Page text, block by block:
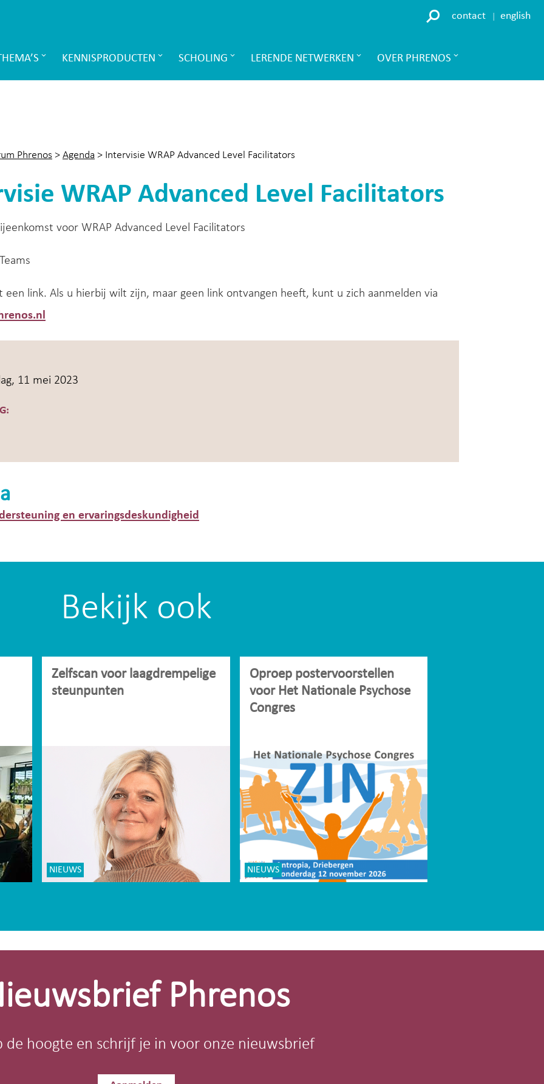
contact english
KENNISPRODUCTEN SCHOLING LERENDE NETWERKEN OVER PHRENOS
Phrenos > Agenda > Intervisie WRAP Advanced Level Facilitators
WRAP Advanced Level Facilitators
voor WRAP Advanced Level Facilitators
een link. Als u hierbij wilt zijn, maar geen link ontvangen heeft, kunt u zich aanmelden via
11 mei 2023
en ervaringsdeskundigheid
Bekijk ook
Zelfscan voor laagdrempelige
steunpunten
NIEUWS
Oproep postervoorstellen
voor Het Nationale Psychose
Congres
NIEUWS
Phrenos
de hoogte en schrijf je in voor onze nieuwsbrief